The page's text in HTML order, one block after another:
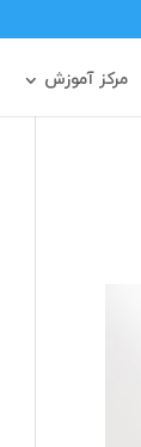
مرکز آموزش